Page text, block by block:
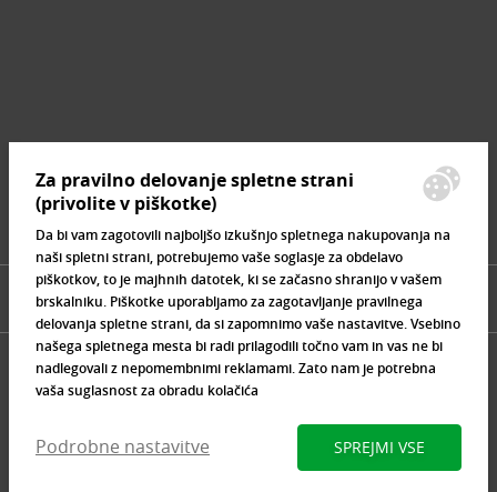
Znamke, ki se prodajajo
Za pravilno delovanje spletne strani
(privolite v piškotke)
Da bi vam zagotovili najboljšo izkušnjo spletnega nakupovanja na
naši spletni strani, potrebujemo vaše soglasje za obdelavo
piškotkov, to je majhnih datotek, ki se začasno shranijo v vašem
brskalniku. Piškotke uporabljamo za zagotavljanje pravilnega
delovanja spletne strani, da si zapomnimo vaše nastavitve. Vsebino
našega spletnega mesta bi radi prilagodili točno vam in vas ne bi
nadlegovali z nepomembnimi reklamami. Zato nam je potrebna
vaša suglasnost za obradu kolačića
Podrobne nastavitve SPREJMI VSE